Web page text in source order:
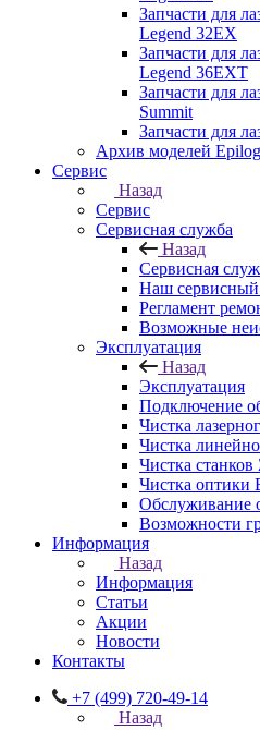
Запчасти для
Legend 32EX
Запчасти для
Legend 36EXT
Запчасти для
Summit
Запчасти для
Архив моделей Epilog
Сервис
Назад
Сервис
Сервисная служба
Назад
Сервисная
Наш сервисный
Регламент
Возможные
Эксплуатация
Назад
Эксплуатация
Подключение
Чистка
Чистка
Чистка станков
Чистка оптики
Обслуживание
Возможности
Информация
Назад
Информация
Статьи
Акции
Новости
Контакты
+7 (499) 720-49-14
Назад